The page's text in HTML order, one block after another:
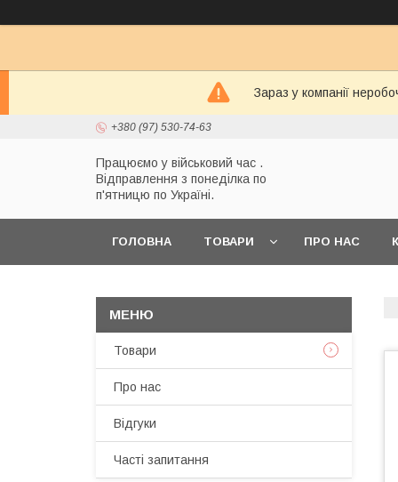
Зараз у компанії
+380 (97) 530-74-63
Працюємо у військовий час .
Відправлення з понеділка по
п'ятницю по Україні.
ГОЛОВНА ТОВАРИ ПРО НАС
Товари
Про нас
Відгуки
Часті запитання